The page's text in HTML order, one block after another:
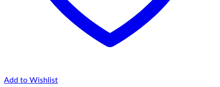
Add to Wishlist